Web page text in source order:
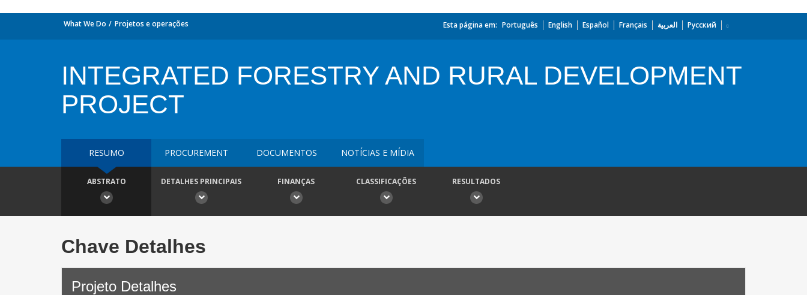
What We Do Projetos e operações Esta página em: Português English Español Français العربية Русский
INTEGRATED FORESTRY AND RURAL DEVELOPMENT
PROJECT
RESUMO PROCUREMENT DOCUMENTOS NOTÍCIAS E MÍDIA
ABSTRATO DETALHES PRINCIPAIS FINANÇAS CLASSIFICAÇÕES RESULTADOS
Chave Detalhes
Projeto Detalhes